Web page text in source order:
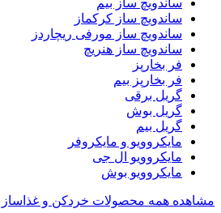
ساندویچ ساز بیم
ساندویچ ساز کرکماز
ساندویچ ساز مورفی ریچاردز
ساندویچ ساز هنریچ
فر بخارپز
فر بخارپز بیم
گریل برقی
گریل بوش
گریل بیم
مایکروویو و مایکروفر
مایکروویو ال جی
مایکروویو بوش
مشاهده همه محصولات خردکن و غذاساز